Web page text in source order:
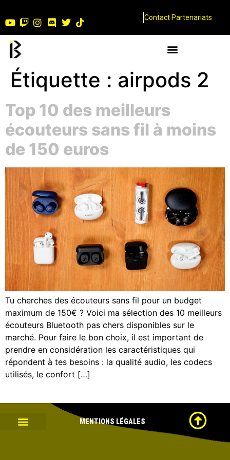
Contact Partenariats
Étiquette : airpods 2
Top 10 des meilleurs
écouteurs sans fil à moins
de 150 euros
Tu cherches des écouteurs sans fil pour un budget
maximum de 150€ ? Voici ma sélection des 10 meilleurs
écouteurs Bluetooth pas chers disponibles sur le
marché. Pour faire le bon choix, il est important de
prendre en considération les caractéristiques qui
répondent à tes besoins : la qualité audio, les codecs
utilisés, le confort […]
MENTIONS LÉGALES